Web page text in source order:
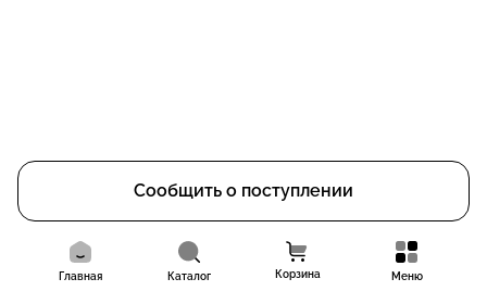
Сообщить о поступлении
Главная Каталог Корзина Меню